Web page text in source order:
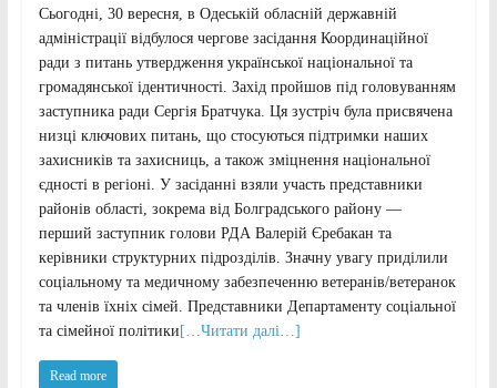
Сьогодні, 30 вересня, в Одеській обласній державній
адміністрації відбулося чергове засідання Координаційної
ради з питань утвердження української національної та
громадянської ідентичності. Захід пройшов під головуванням
заступника ради Сергія Братчука. Ця зустріч була присвячена
низці ключових питань, що стосуються підтримки наших
захисників та захисниць, а також зміцнення національної
єдності в регіоні. У засіданні взяли участь представники
районів області, зокрема від Болградського району —
перший заступник голови РДА Валерій Єребакан та
керівники структурних підрозділів. Значну увагу приділили
соціальному та медичному забезпеченню ветеранів/ветеранок
та членів їхніх сімей. Представники Департаменту соціальної
та сімейної політики […Читати далі…]
Read more